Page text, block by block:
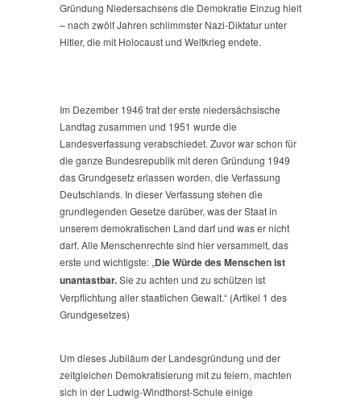
Gründung Niedersachsens die Demokratie Einzug hielt
– nach zwölf Jahren schlimmster Nazi-Diktatur unter
Hitler, die mit Holocaust und Weltkrieg endete.
Im Dezember 1946 trat der erste niedersächsische
Landtag zusammen und 1951 wurde die
Landesverfassung verabschiedet. Zuvor war schon für
die ganze Bundesrepublik mit deren Gründung 1949
das Grundgesetz erlassen worden, die Verfassung
Deutschlands. In dieser Verfassung stehen die
grundlegenden Gesetze darüber, was der Staat in
unserem demokratischen Land darf und was er nicht
darf. Alle Menschenrechte sind hier versammelt, das
erste und wichtigste: „Die Würde des Menschen ist
unantastbar.Sie zu achten und zu schützen ist
Verpflichtung aller staatlichen Gewalt.“ (Artikel 1 des
Grundgesetzes)
Um dieses Jubiläum der Landesgründung und der
zeitgleichen Demokratisierung mit zu feiern, machten
sich in der Ludwig-Windthorst-Schule einige